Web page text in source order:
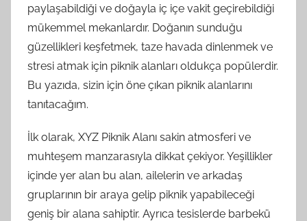
paylaşabildiği ve doğayla iç içe vakit geçirebildiği
mükemmel mekanlardır. Doğanın sunduğu
güzellikleri keşfetmek, taze havada dinlenmek ve
stresi atmak için piknik alanları oldukça popülerdir.
Bu yazıda, sizin için öne çıkan piknik alanlarını
tanıtacağım.
İlk olarak, XYZ Piknik Alanı sakin atmosferi ve
muhteşem manzarasıyla dikkat çekiyor. Yeşillikler
içinde yer alan bu alan, ailelerin ve arkadaş
gruplarının bir araya gelip piknik yapabileceği
geniş bir alana sahiptir. Ayrıca tesislerde barbekü